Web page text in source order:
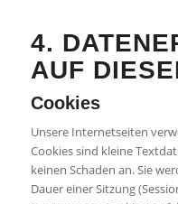
4.
AUF
Cookies
Unsere Internetseiten
Cookies sind kleine
keinen Schaden an. Sie
Dauer einer Sitzung